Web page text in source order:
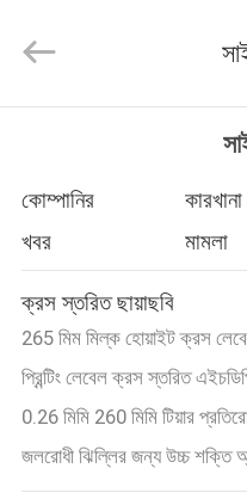
পণ্য
ভিডিও
ভিআর
শো
(Shanghai)
Co.,Ltd..
Reserved.
কোম্পানির
খবর
মামলা
ক্রস স্তরিত ছায়াছবি
265 মিম মিল্ক হোয়াইট ক্রস
প্রিন্টিং লেবেল ক্রস স্তরিত
0.26 মিমি 260 মিমি টিয়ার
জলরোধী ঝিল্লির জন্য উচ্চ শক্তি